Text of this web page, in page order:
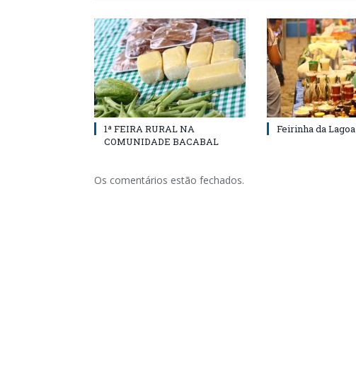
1ª FEIRA RURAL NA
COMUNIDADE BACABAL
Feirinha da Lagoa
Os comentários estão fechados.